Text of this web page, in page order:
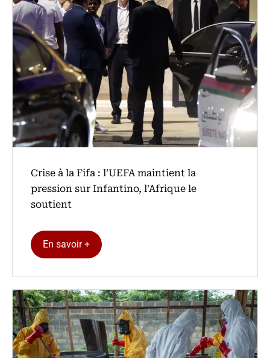
Crise à la Fifa : l'UEFA maintient la
pression sur Infantino, l'Afrique le
soutient
En savoir +